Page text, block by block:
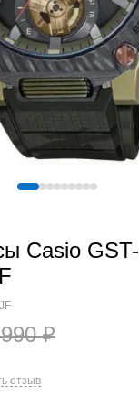
Casio GST-
₽
отзыв